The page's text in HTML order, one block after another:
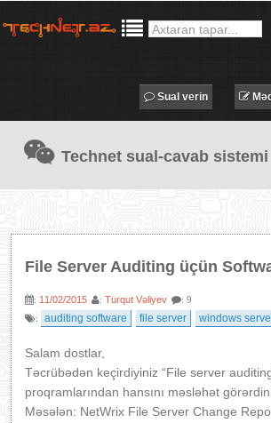
Sual verin
Technet sual-cavab sistemi
File Server Auditing üçün
: 11/02/2015 : Turqut Vəliyev
: 9
:
auditing software file server windows
Salam dostlar,
Təcrübədən keçirdiyiniz “File server
proqramlarından hansını məsləhət
Məsələn: NetWrix File Server Change